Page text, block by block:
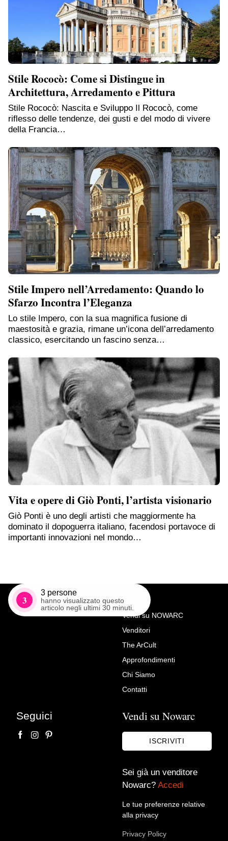
Stile Rococò: Come si Distingue in
Architettura, Arredamento e Pittura
Stile Rococò: Nascita e Sviluppo Il Rococò, come
riflesso delle tendenze, dei gusti e del modo di vivere
della Francia…
Stile Impero nell’Arredamento: Quando lo
Sfarzo Incontra l’Eleganza
Lo stile Impero, con la sua magnifica fusione di
maestosità e grazia, rimane un’icona dell’arredamento
classico, esercitando un fascino senza…
Vita e opere di Giò Ponti, l’artista visionario
Giò Ponti è uno degli artisti che maggiormente ha
dominato il dopoguerra italiano, facendosi portavoce di
importanti innovazioni nel mondo…
3
3 persone
hanno visualizzato questo
articolo negli ultimi 30 minuti.
Richiedi Maggiori Info su
Composizione floreale,
Francesca Volò Smiller, detta
Vincenzina (Milano, 1657 –
Antichità Castelbarco
Vendi su NOWARC
Venditori
The ArCult
Approfondimenti
Chi Siamo
Contatti
Seguici Vendi su Nowarc
ISCRIVITI
Sei già un venditore
Nowarc? Accedi
Le tue preferenze relative
alla privacy
Privacy Policy